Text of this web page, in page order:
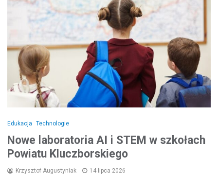
Edukacja Technologie
Nowe laboratoria AI i STEM w szkołach
Powiatu Kluczborskiego
Krzysztof Augustyniak 14 lipca 2026